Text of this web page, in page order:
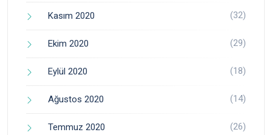
Kasım 2020 (32)
Ekim 2020 (29)
Eylül 2020 (18)
Ağustos 2020 (14)
Temmuz 2020 (26)